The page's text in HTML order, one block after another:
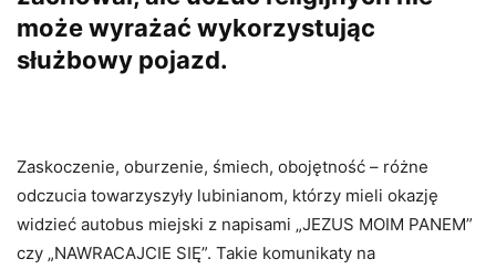
może wyrażać wykorzystując
służbowy pojazd.
Zaskoczenie, oburzenie, śmiech, obojętność – różne
odczucia towarzyszyły lubinianom, którzy mieli okazję
widzieć autobus miejski z napisami „JEZUS MOIM PANEM”
czy „NAWRACAJCIE SIĘ”. Takie komunikaty na